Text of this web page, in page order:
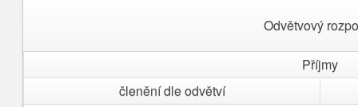
Odvětvový
Příjmy
členění dle odvětví